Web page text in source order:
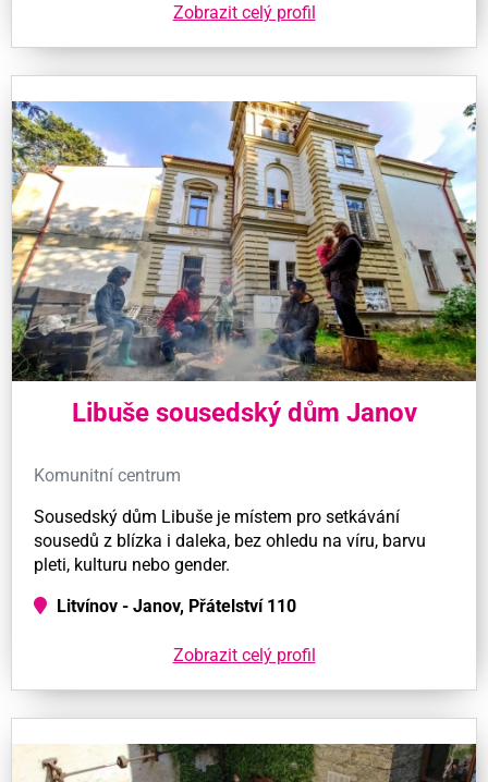
Zobrazit celý profil
Libuše sousedský dům Janov
Komunitní centrum
Sousedský dům Libuše je místem pro setkávání
sousedů z blízka i daleka, bez ohledu na víru, barvu
pleti, kulturu nebo gender.
Litvínov - Janov, Přátelství 110
Zobrazit celý profil